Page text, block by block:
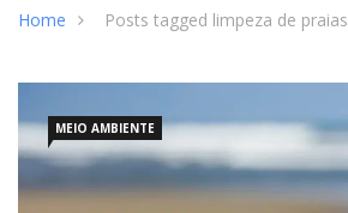
Home Posts tagged limpeza de praias
MEIO AMBIENTE